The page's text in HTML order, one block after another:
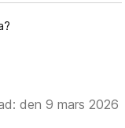
den 9 mars 2026